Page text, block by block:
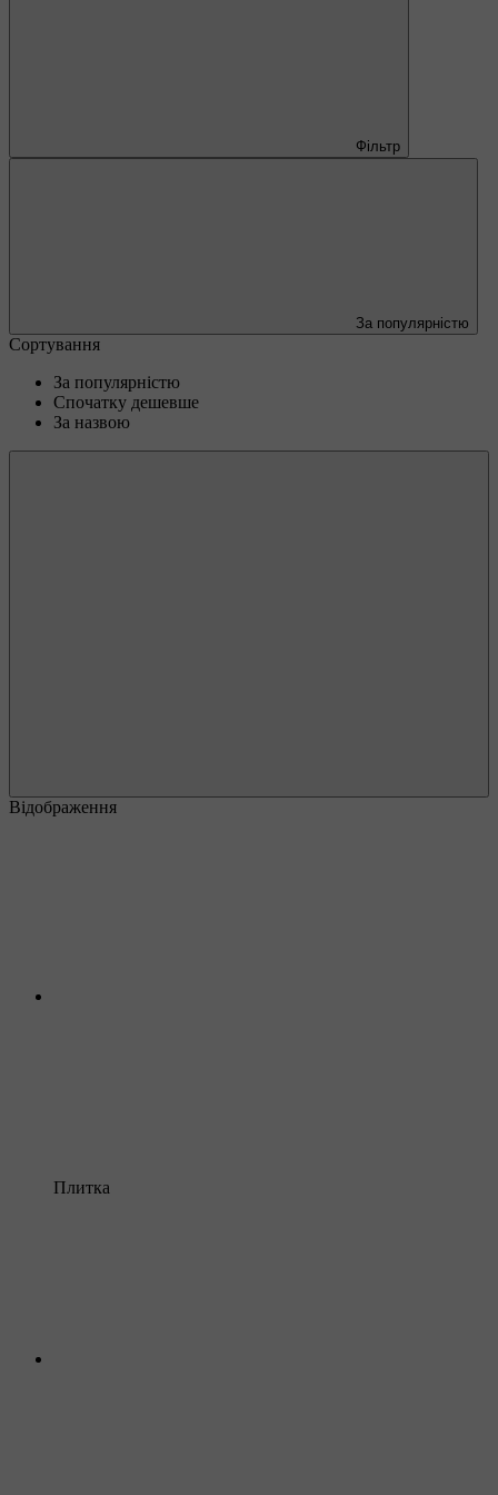
Фільтр
За популярністю
Сортування
За популярністю
Спочатку дешевше
За назвою
Відображення
Плитка